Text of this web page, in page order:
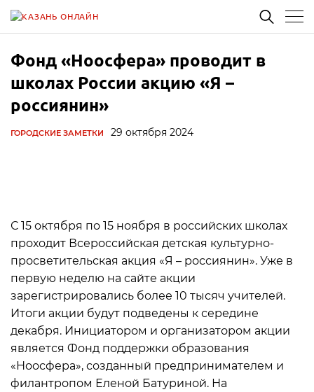
Фонд «Ноосфера» проводит в
школах России акцию «Я –
россиянин»
ГОРОДСКИЕ ЗАМЕТКИ 29 октября 2024
С 15 октября по 15 ноября в российских школах
проходит Всероссийская детская культурно-
просветительская акция «Я – россиянин». Уже в
первую неделю на сайте акции
зарегистрировались более 10 тысяч учителей.
Итоги акции будут подведены к середине
декабря. Инициатором и организатором акции
является Фонд поддержки образования
«Ноосфера», созданный предпринимателем и
филантропом Еленой Батуриной. На